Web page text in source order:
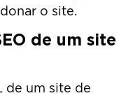
o site.
de um site
de um site de